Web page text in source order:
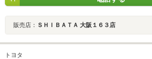
販売店： ＳＨＩＢＡＴＡ 大阪１６３店
トヨタ